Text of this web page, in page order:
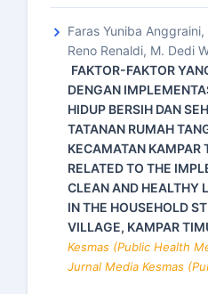
Faras Yuniba
Reno Renaldi, M. Dedi
FAKTOR-FAKTOR
DENGAN
HIDUP BERSIH DAN
TATANAN RUMAH
KECAMATAN KAMPAR
RELATED TO THE
CLEAN AND HEALTHY
IN THE HOUSEHOLD
VILLAGE, KAMPAR
Kesmas (Public Health
Jurnal Media Kesmas